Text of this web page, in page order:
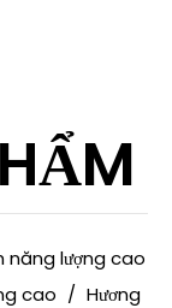
năng lượng cao
cao / Hương